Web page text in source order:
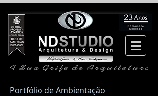
Portfólio de Ambientação